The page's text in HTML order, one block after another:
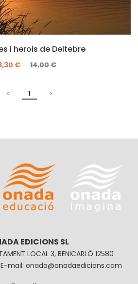
i herois de Deltebre
€ 14,00 €
1
EDICIONS SL
LOCAL 3, BENICARLÓ 12580
mail: onada@onadaedicions.com